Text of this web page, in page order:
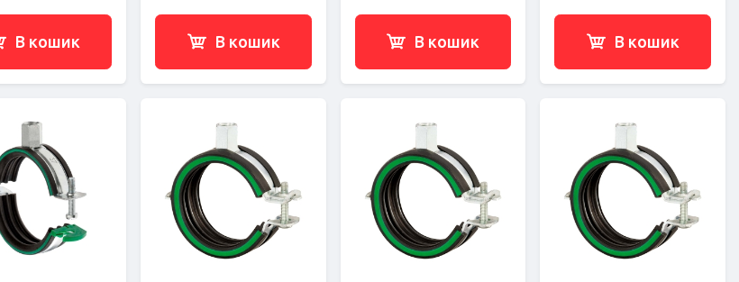
В кошик В кошик В кошик В кошик